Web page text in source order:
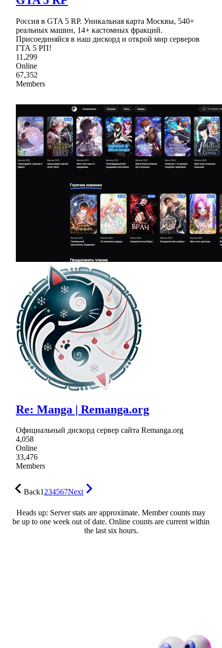
Россия в GTA 5 RP. Уникальная карта Москвы, 540+
реальных машин, 14+ кастомных фракций.
Присоединяйся в наш дискорд и открой мир серверов
ГТА 5 РП!
11,299
Online
67,352
Members
Re: Manga | Remanga.org
Официальный дискорд сервер сайта Remanga.org
4,058
Online
33,476
Members
Back1234567Next
Heads up: Server stats are approximate. Member counts may
be up to one week out of date. Online counts are current within
the last six hours.